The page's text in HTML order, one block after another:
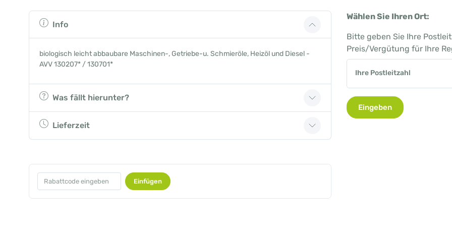
Info
biologisch leicht abbaubare Maschinen-, Getriebe-u. Schmieröle, Heizöl und Diesel -
AVV 130207* / 130701*
Was fällt hierunter?
Lieferzeit
Einfügen
Wählen Sie Ihren Ort:
Bitte geben Sie Ihre
Preis/Vergütung für Ihre
Ihre Postleitzahl
Eingeben